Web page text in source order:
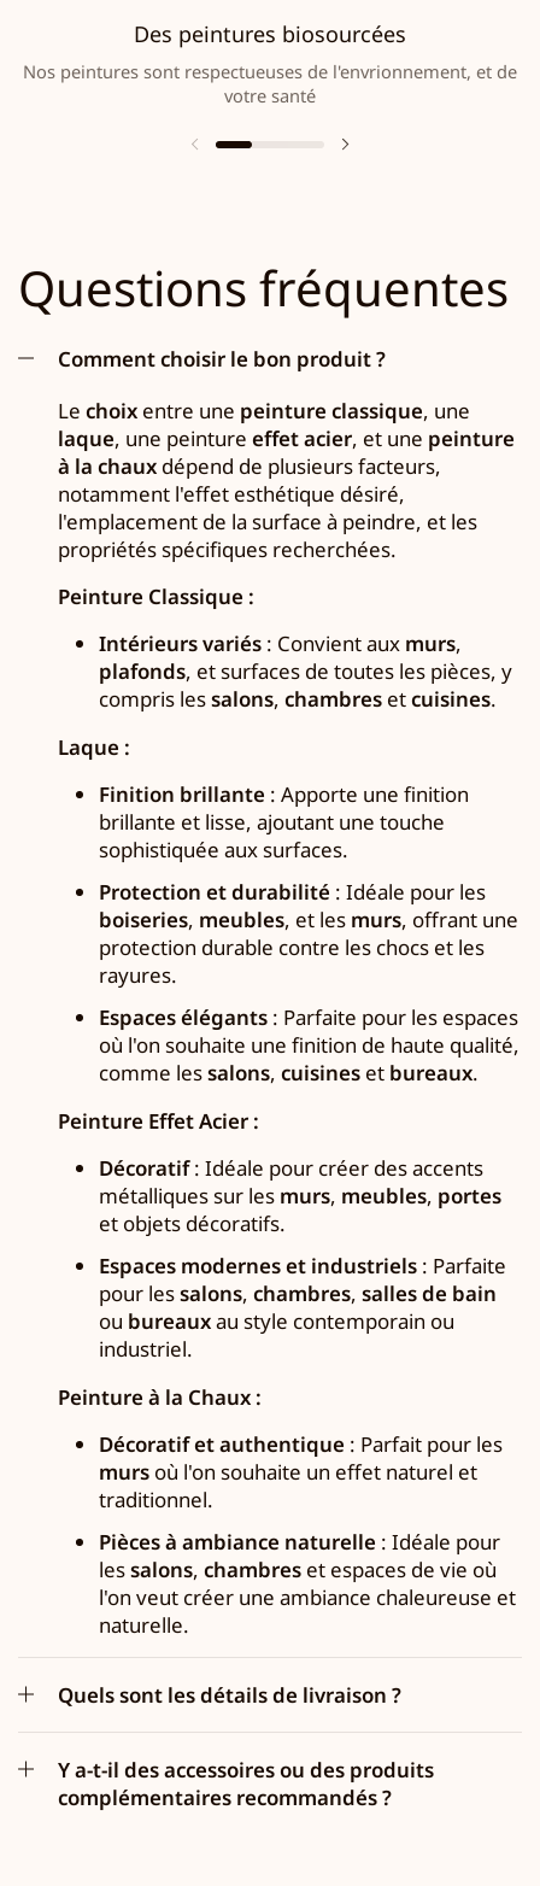
Des peintures biosourcées
Nos peintures sont respectueuses de l'envrionnement, et de
votre santé
Questions fréquentes
Comment choisir le bon produit ?
Le choix entre une peinture classique, une
laque, une peinture effet acier, et une peinture
à la chaux dépend de plusieurs facteurs,
notamment l'effet esthétique désiré,
l'emplacement de la surface à peindre, et les
propriétés spécifiques recherchées.
Peinture Classique :
Intérieurs variés: Convient aux murs,
plafonds, et surfaces de toutes les pièces, y
compris lessalons, chambresetcuisines.
Laque :
Finition brillante : Apporte une finition
brillante et lisse, ajoutant une touche
sophistiquée aux surfaces.
Protection et durabilité : Idéale pour les
boiseries, meubles, et les murs, offrant une
protection durable contre les chocs et les
rayures.
Espaces élégants: Parfaite pour les espaces
où l'on souhaite une finition de haute qualité,
comme lessalons, cuisineset bureaux.
Peinture Effet Acier :
Décoratif: Idéale pour créer des accents
métalliques sur les murs, meubles, portes
et objets décoratifs.
Espaces modernes et industriels: Parfaite
pour lessalons, chambres, salles de bain
ou bureauxau style contemporain ou
industriel.
Peinture à la Chaux :
Décoratif et authentique : Parfait pour les
mursoù l'on souhaite un effet naturel et
traditionnel.
Pièces à ambiance naturelle : Idéale pour
lessalons, chambreset espaces de vie où
l'on veut créer une ambiance chaleureuse et
naturelle.
Quels sont les détails de livraison ?
Y a-t-il des accessoires ou des produits
complémentaires recommandés ?